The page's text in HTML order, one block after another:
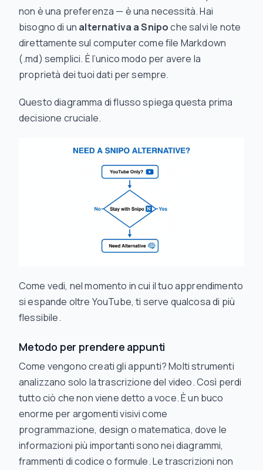
non è una preferenza — è una necessità. Hai
bisogno di un alternativa a Snipoche salvi le note
direttamente sul computer come file Markdown
(.md) semplici. È l’unico modo per avere la
proprietà dei tuoi dati per sempre.
Questo diagramma di flusso spiega questa prima
decisione cruciale.
Come vedi, nel momento in cui il tuo apprendimento
si espande oltre YouTube, ti serve qualcosa di più
flessibile.
Metodo per prendere appunti
Come vengono creati gli appunti? Molti strumenti
analizzano solo la trascrizione del video. Così perdi
tutto ciò che non viene detto a voce. È un buco
enorme per argomenti visivi come
programmazione, design o matematica, dove le
informazioni più importanti sono nei diagrammi,
frammenti di codice o formule. Le trascrizioni non